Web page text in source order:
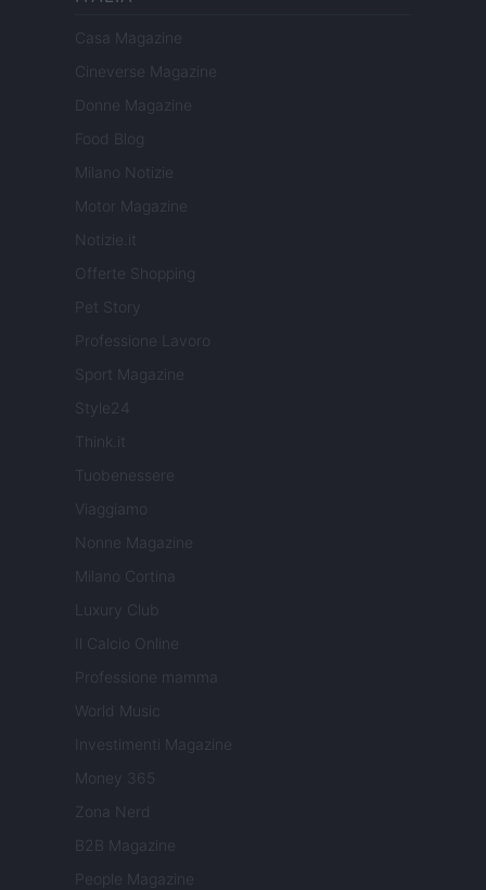
Casa Magazine
Cineverse Magazine
Donne Magazine
Food Blog
Milano Notizie
Motor Magazine
Notizie.it
Offerte Shopping
Pet Story
Professione Lavoro
Sport Magazine
Style24
Think.it
Tuobenessere
Viaggiamo
Nonne Magazine
Milano Cortina
Luxury Club
Il Calcio Online
Professione mamma
World Music
Investimenti Magazine
Money 365
Zona Nerd
B2B Magazine
People Magazine